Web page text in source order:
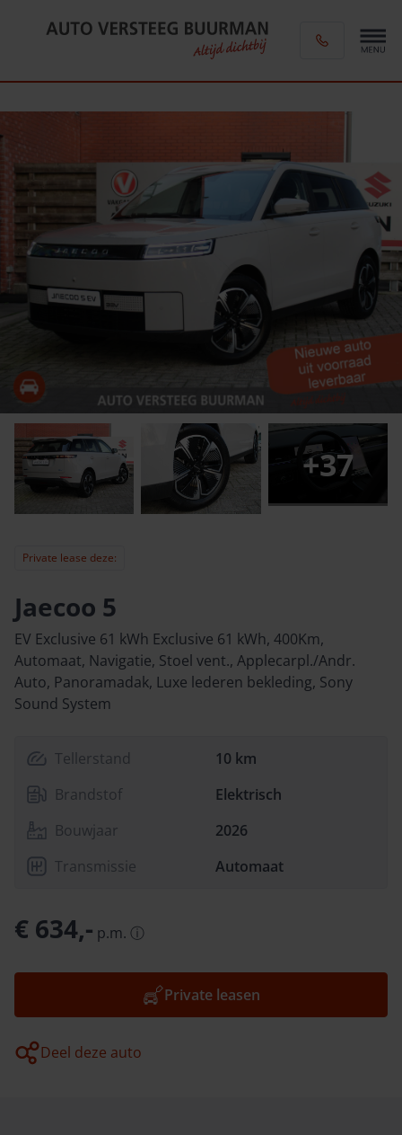
+37
Private lease deze:
Jaecoo 5
EV Exclusive 61 kWh Exclusive 61 kWh, 400Km,
Automaat, Navigatie, Stoel vent., Applecarpl./Andr.
Auto, Panoramadak, Luxe lederen bekleding, Sony
Sound System
Tellerstand
10 km
Brandstof
Elektrisch
Bouwjaar
2026
Transmissie
Automaat
€ 634,- p.m. ⓘ
Private leasen
Deel deze auto